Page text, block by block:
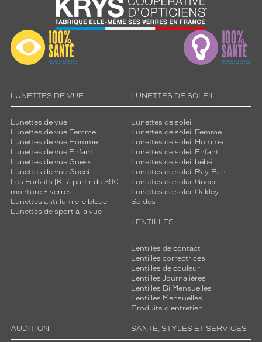
LUNETTES DE VUE
Lunettes de vue
Lunettes de vue Femme
Lunettes de vue Homme
Lunettes de vue Enfant
Lunettes de vue Guess
Lunettes de vue Gucci
Les Forfaits [K] à partir de 39€ -
monture + verres
Lunettes anti-lumière bleue
Lunettes de sport à la vue
LUNETTES DE SOLEIL
Lunettes de soleil
Lunettes de soleil Femme
Lunettes de soleil Homme
Lunettes de soleil Enfant
Lunettes de soleil bébé
Lunettes de soleil Ray-Ban
Lunettes de soleil Gucci
Lunettes de soleil Oakley
Soldes
LENTILLES
Lentilles de contact
Lentilles correctrices
Lentilles de couleur
Lentilles Journalières
Lentilles Bi Mensuelles
Lentilles Mensuelles
Produits d'entretien
AUDITION SANTÉ, STYLES ET SERVICES